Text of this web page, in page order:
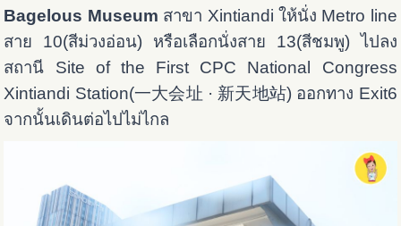
Bagelous Museum สาขา Xintiandi ให้นั่ง Metro line
สาย 10(สีม่วงอ่อน) หรือเลือกนั่งสาย 13(สีชมพู) ไปลง
สถานี Site of the First CPC National Congress
Xintiandi Station(一大会址 · 新天地站) ออกทาง Exit6
จากนั้นเดินต่อไปไม่ไกล